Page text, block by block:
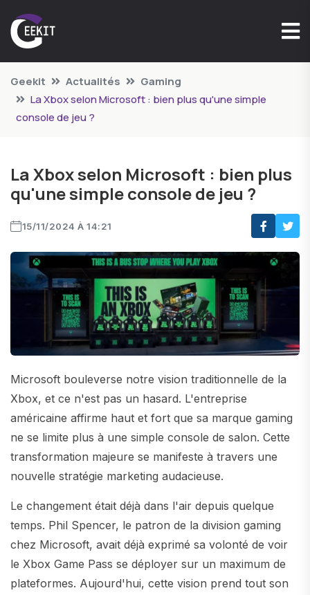
Geekit Actualités
Gaming
La Xbox selon Microsoft : bien plus qu'une simple
console de jeu ?
La Xbox selon Microsoft : bien plus
qu'une simple console de jeu ?
15/11/2024 À 14:21
Microsoft bouleverse notre vision traditionnelle de la
Xbox, et ce n'est pas un hasard. L'entreprise
américaine affirme haut et fort que sa marque gaming
ne se limite plus à une simple console de salon. Cette
transformation majeure se manifeste à travers une
nouvelle stratégie marketing audacieuse.
Le changement était déjà dans l'air depuis quelque
temps. Phil Spencer, le patron de la division gaming
chez Microsoft, avait déjà exprimé sa volonté de voir
le Xbox Game Pass se déployer sur un maximum de
plateformes. Aujourd'hui, cette vision prend tout son